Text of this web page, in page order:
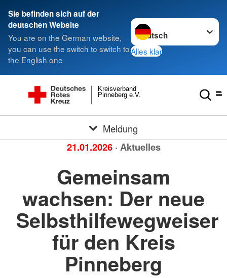
Sie befinden sich auf der
deutschen Website
You are on the German website,
you can use the switch to switch to
the English one
Sprache wechseln zu
Alles klar
Pinneberg e.V.
Kreisverband
Meldung
21.01.2026 · Aktuelles
Gemeinsam
wachsen: Der neue
Selbsthilfewegweiser
für den Kreis
Pinneberg